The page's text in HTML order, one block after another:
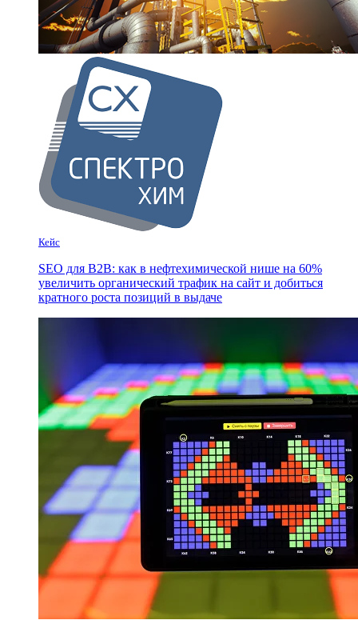
Кейс
SEO для B2B: как в нефтехимической нише на 60%
увеличить органический трафик на сайт и добиться
кратного роста позиций в выдаче